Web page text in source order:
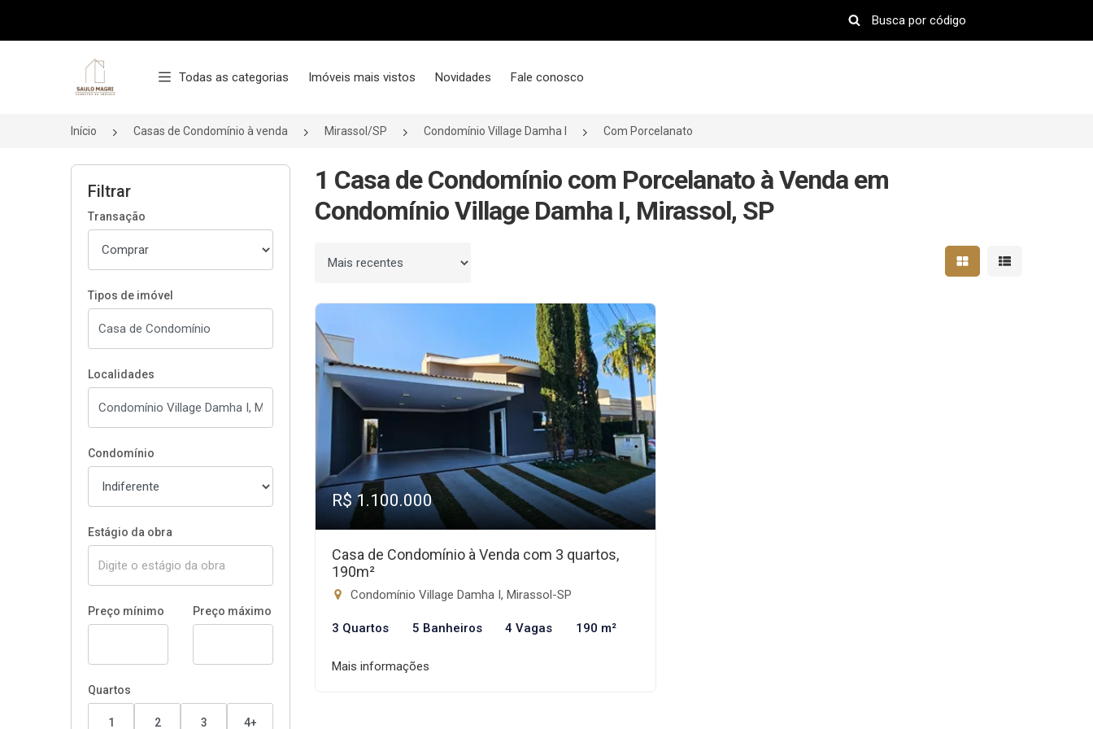
Página inicial
Todas as categorias Imóveis mais vistos Novidades Fale conosco
Início Casas de Condomínio à venda Mirassol/SP Condomínio Village Damha I Com Porcelanato
Filtrar
Transação
Tipos de imóvel
Localidades
Condomínio
Estágio da obra
Preço mínimo Preço máximo
Quartos
1 2 3 4+
1 Casa de Condomínio com Porcelanato à Venda em
Condomínio Village Damha I, Mirassol, SP
Ordenar por Mostrar resultados em
Mostrar
R$ 1.100.000
Casa de Condomínio à Venda com 3 quartos,
190m²
Condomínio Village Damha I, Mirassol-SP
3 Quartos 5 Banheiros 4 Vagas 190 m²
Mais informações